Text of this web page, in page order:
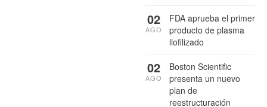
FDA aprueba el primer
producto de plasma
liofilizado
02
AGO
Boston Scientific
presenta un nuevo
plan de
reestructuración
02
AGO